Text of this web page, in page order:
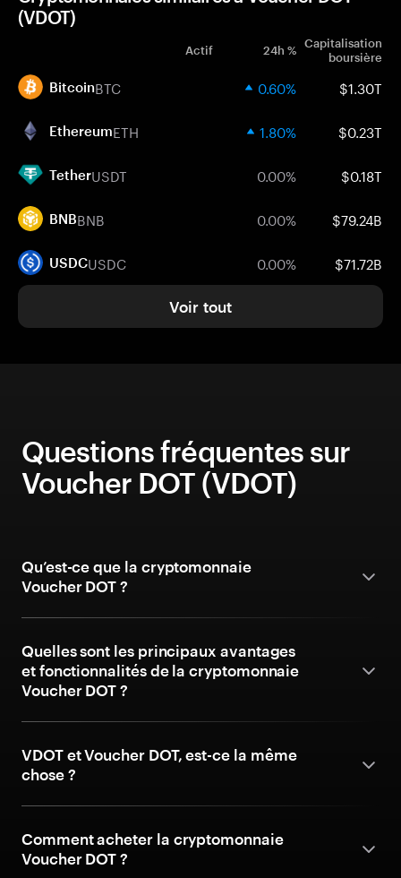
(VDOT)
Actif 24h % Capitalisation
boursière
BitcoinBTC 0.60% $1.30T
EthereumETH 1.80% $0.23T
TetherUSDT 0.00% $0.18T
BNBBNB 0.00% $79.24B
USDCUSDC 0.00% $71.72B
Voir tout
Questions fréquentes sur
Voucher DOT (VDOT)
Qu’est-ce que la cryptomonnaie
Voucher DOT ?
Quelles sont les principaux avantages
et fonctionnalités de la cryptomonnaie
Voucher DOT ?
VDOT et Voucher DOT, est-ce la même
chose ?
Comment acheter la cryptomonnaie
Voucher DOT ?